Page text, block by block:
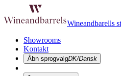
Wineandbarells
Showrooms
Kontakt
Åbn sprogvalgDK/Dansk